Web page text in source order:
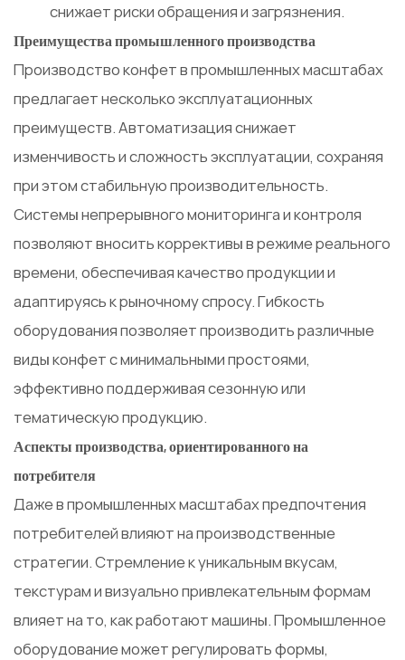
снижает риски обращения и загрязнения.
Преимущества промышленного производства
Производство конфет в промышленных масштабах
предлагает несколько эксплуатационных
преимуществ. Автоматизация снижает
изменчивость и сложность эксплуатации, сохраняя
при этом стабильную производительность.
Системы непрерывного мониторинга и контроля
позволяют вносить коррективы в режиме реального
времени, обеспечивая качество продукции и
адаптируясь к рыночному спросу. Гибкость
оборудования позволяет производить различные
виды конфет с минимальными простоями,
эффективно поддерживая сезонную или
тематическую продукцию.
Аспекты производства, ориентированного на
потребителя
Даже в промышленных масштабах предпочтения
потребителей влияют на производственные
стратегии. Стремление к уникальным вкусам,
текстурам и визуально привлекательным формам
влияет на то, как работают машины. Промышленное
оборудование может регулировать формы,